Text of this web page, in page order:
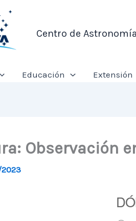
Centro de
Educación Extensión
Observación